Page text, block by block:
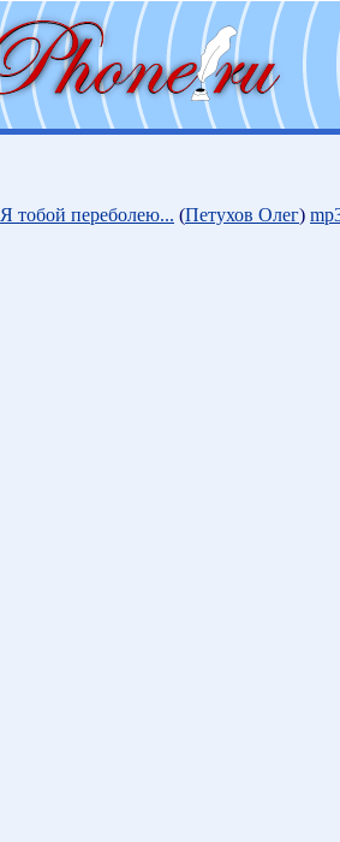
Я тобой переболею... (Петухов Олег)